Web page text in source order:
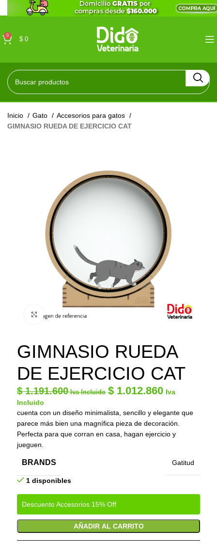
0
$ 0
Inicio Gato
Accesorios para gatos
GIMNASIO RUEDA DE EJERCICIO CAT
Click to enlarge
GIMNASIO RUEDA
DE EJERCICIO CAT
$1.191.600 Iva Incluido $ 1.012.860 Iva
Incluido
cuenta con un diseño minimalista, sencillo y elegante que
parece más bien una magnífica pieza de decoración.
Perfecta para que corran en casa, hagan ejercicio y
jueguen.
BRANDS Gatitud
1 disponibles
Descuento Accesorios 15% Off
AÑADIR AL CARRITO